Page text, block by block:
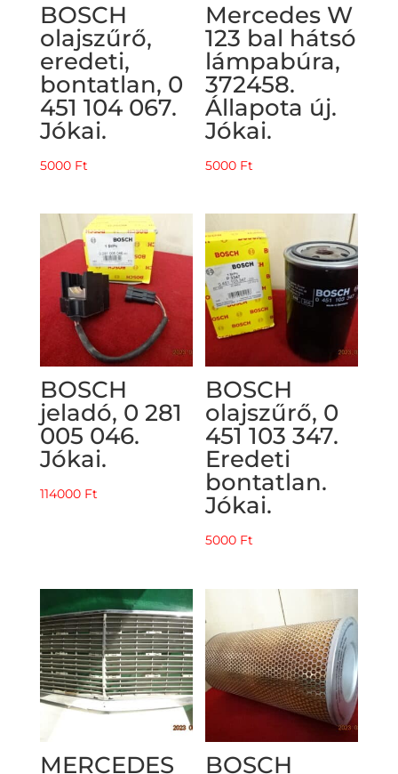
BOSCH
olajszűrő,
eredeti,
bontatlan, 0
451 104 067.
Jókai.
5000 Ft
Mercedes W
123 bal hátsó
lámpabúra,
372458.
Állapota új.
Jókai.
5000 Ft
BOSCH
jeladó, 0 281
005 046.
Jókai.
114000 Ft
BOSCH
olajszűrő, 0
451 103 347.
Eredeti
bontatlan.
Jókai.
5000 Ft
MERCEDES
BOSCH